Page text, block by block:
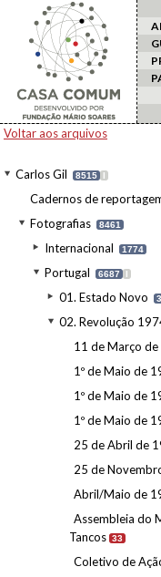
Voltar aos arquivos
Carlos Gil 8515 I
Cadernos de
Fotografias 8461
Internacional 1774
Portugal 6687 I
01. Estado Novo
02. Revolução
11 de Março
1º de Maio de
1º de Maio de
1º de Maio de
25 de Abril de
25 de
Abril/Maio de
Assembleia do
Tancos 33
Coletivo de